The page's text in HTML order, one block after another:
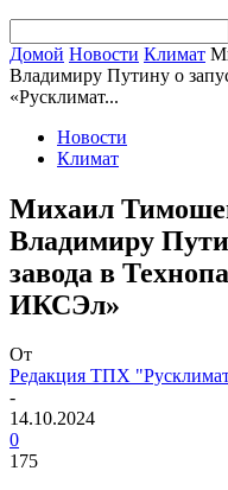
Домой Новости Климат
Владимиру Путину о
«Русклимат...
Новости
Климат
Михаил
Владимиру
завода в
ИКСЭл»
От
Редакция ТПХ
-
14.10.2024
0
175